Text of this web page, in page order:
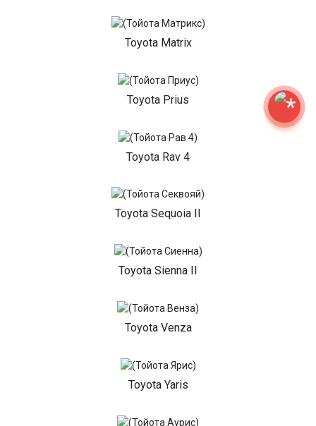
Toyota Matrix
Toyota Prius
Toyota Rav 4
Toyota Sequoia II
Toyota Sienna II
Toyota Venza
Toyota Yaris